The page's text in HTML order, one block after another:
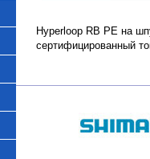
Hyperloop RB PE на
сертифицированный